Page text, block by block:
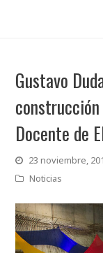
Gustavo
Docente de
23 noviembre,
Noticias